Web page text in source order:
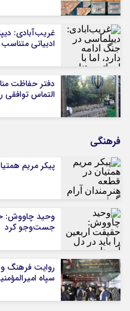
غریب‌آبادی:
ادبیاتی
دفتر حفاظت
التماس
فرهنگی
پیکر مریم
وحید چاووش:
جست‌وجو کرد
روایت فرهنگ و
سپاه